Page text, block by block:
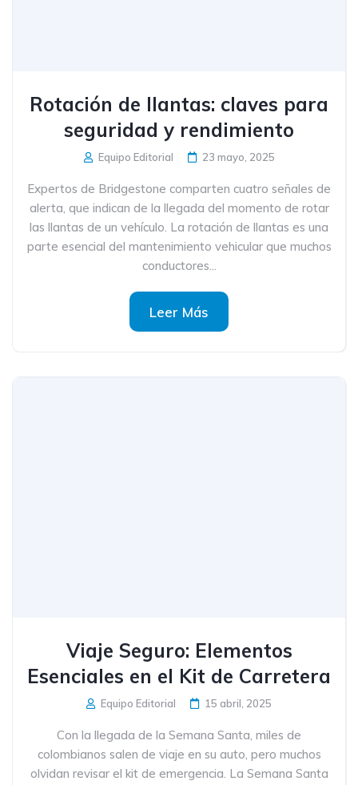
Rotación de llantas: claves para
seguridad y rendimiento
Equipo Editorial 23 mayo, 2025
Expertos de Bridgestone comparten cuatro señales de
alerta, que indican de la llegada del momento de rotar
las llantas de un vehículo. La rotación de llantas es una
parte esencial del mantenimiento vehicular que muchos
conductores...
Leer Más
Viaje Seguro: Elementos
Esenciales en el Kit de Carretera
Equipo Editorial 15 abril, 2025
Con la llegada de la Semana Santa, miles de
colombianos salen de viaje en su auto, pero muchos
olvidan revisar el kit de emergencia. La Semana Santa